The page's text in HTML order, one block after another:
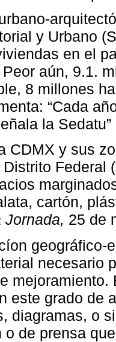
y Urbano
en el
aún, 9.1.
8 millones
“Cada
la Sedatu”
CDMX y sus
Federal
cartón,
Jornada, 25 de
geográfico-
necesario
este grado de
diagramas, o
o de prensa